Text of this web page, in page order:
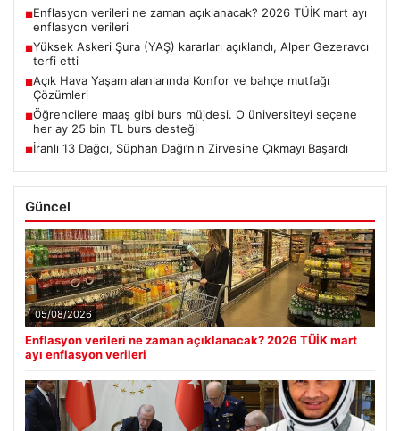
■Enflasyon verileri ne zaman açıklanacak? 2026 TÜİK mart ayı
enflasyon verileri
■Yüksek Askeri Şura (YAŞ) kararları açıklandı, Alper Gezeravcı
terfi etti
■Açık Hava Yaşam alanlarında Konfor ve bahçe mutfağı
Çözümleri
■Öğrencilere maaş gibi burs müjdesi. O üniversiteyi seçene
her ay 25 bin TL burs desteği
■İranlı 13 Dağcı, Süphan Dağı’nın Zirvesine Çıkmayı Başardı
Güncel
05/08/2026
Enflasyon verileri ne zaman açıklanacak? 2026 TÜİK mart
ayı enflasyon verileri